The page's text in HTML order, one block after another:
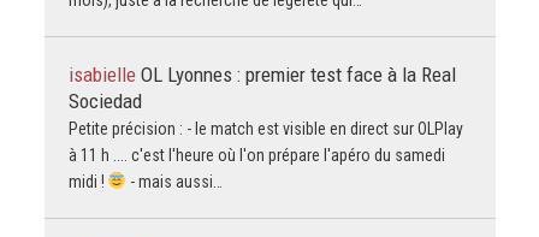
isabielle OL Lyonnes : premier test face à la Real
Sociedad
Petite précision : - le match est visible en direct sur OLPlay
à 11 h .... c'est l'heure où l'on prépare l'apéro du samedi
midi !
- mais aussi…